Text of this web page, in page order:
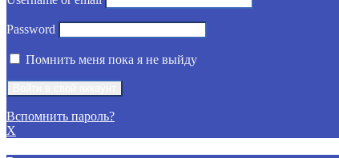
Password
Помнить меня пока я не выйду
Вспомнить пароль?
X